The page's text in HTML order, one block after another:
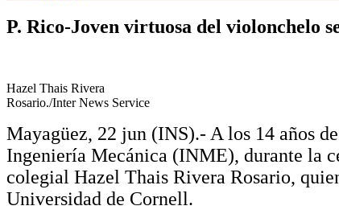
P. Rico-Joven virtuosa del violonchelo
Hazel Thais Rivera
Rosario./Inter News Service
Mayagüez, 22 jun (INS).- A los 14 años
Ingeniería Mecánica (INME), durante la
colegial Hazel Thais Rivera Rosario,
Universidad de Cornell.